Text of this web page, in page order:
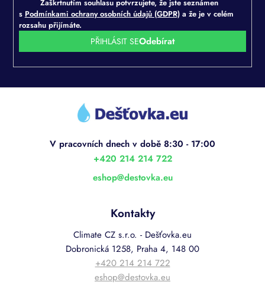
Zaškrtnutím souhlasu potvrzujete, že jste seznámen
s Podmínkami ochrany osobních údajů (GDPR)a že je v celém
rozsahu přijímáte.
PŘIHLÁSIT SE
Z
eshop@destovka.eu
+420 214 214 722
Kontakty
Climate CZ s.r.o. - Dešťovka.eu
Dobronická 1258, Praha 4, 148 00
+420 214 214 722
eshop@destovka.eu